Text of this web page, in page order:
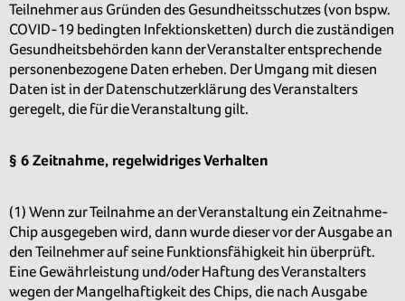
Teilnehmer aus Gründen des Gesundheitsschutzes (von bspw.
COVID-19 bedingten Infektionsketten) durch die zuständigen
Gesundheitsbehörden kann der Veranstalter entsprechende
personenbezogene Daten erheben. Der Umgang mit diesen
Daten ist in der Datenschutzerklärung des Veranstalters
geregelt, die für die Veranstaltung gilt.
§ 6 Zeitnahme, regelwidriges Verhalten
(1) Wenn zur Teilnahme an der Veranstaltung ein Zeitnahme-
Chip ausgegeben wird, dann wurde dieser vor der Ausgabe an
den Teilnehmer auf seine Funktionsfähigkeit hin überprüft.
Eine Gewährleistung und/oder Haftung des Veranstalters
wegen der Mangelhaftigkeit des Chips, die nach Ausgabe